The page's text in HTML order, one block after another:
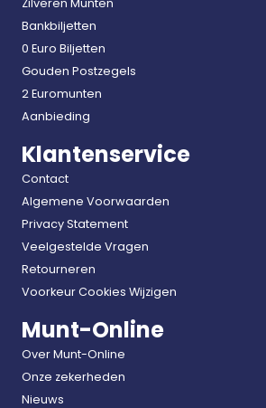
Bankbiljetten
0 Euro Biljetten
Gouden Postzegels
2 Euromunten
Aanbieding
Klantenservice
Contact
Algemene Voorwaarden
Privacy Statement
Veelgestelde Vragen
Retourneren
Voorkeur Cookies Wijzigen
Munt-Online
Over Munt-Online
Onze zekerheden
Nieuws